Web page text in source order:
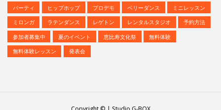
パーティ
ヒップホップ プロデモ ベリーダンス
ミニレッスン
ミロンガ
ラテンダンス レゲトン レンタルスタジオ
予約方法
参加者募集中
夏のイベント 恵比寿文化祭
無料体験
無料体験レッスン
発表会